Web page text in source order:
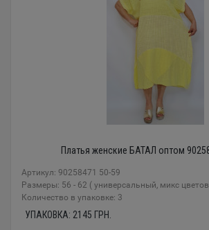
Платья женские БАТАЛ оптом
Артикул: 90258471 50-59
Размеры: 56 - 62 ( универсальный, микс
Количество в упаковке: 3
УПАКОВКА: 2145 ГРН.